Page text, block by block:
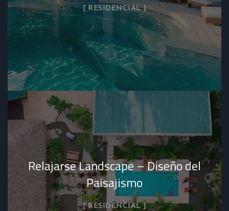
RESIDENCIAL
Relajarse Landscape – Diseño del
Paisajismo
RESIDENCIAL